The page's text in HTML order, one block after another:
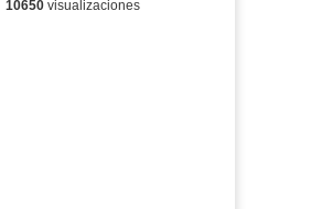
10650visualizaciones